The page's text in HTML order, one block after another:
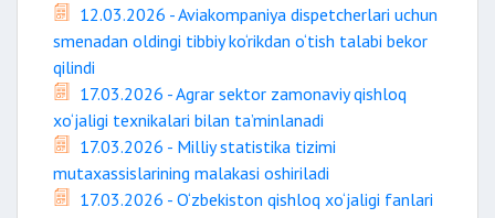
12.03.2026 - Aviakompaniya dispetcherlari uchun
smenadan oldingi tibbiy ko‘rikdan o‘tish talabi bekor
qilindi
17.03.2026 - Agrar sektor zamonaviy qishloq
xo‘jaligi texnikalari bilan ta’minlanadi
17.03.2026 - Milliy statistika tizimi
mutaxassislarining malakasi oshiriladi
17.03.2026 - O‘zbekiston qishloq xo‘jaligi fanlari